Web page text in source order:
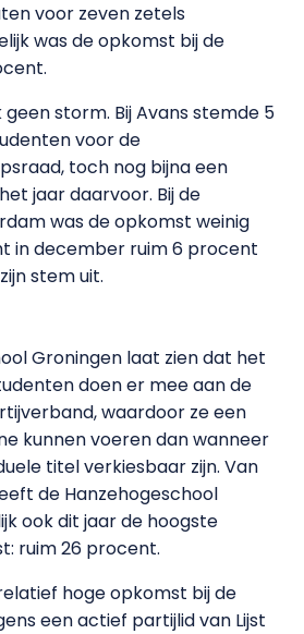
voor zeven zetels
was de opkomst bij de
storm. Bij Avans stemde 5
voor de
toch nog bijna een
jaar daarvoor. Bij de
was de opkomst weinig
in december ruim 6 procent
stem uit.
Groningen laat zien dat het
doen er mee aan de
waardoor ze een
kunnen voeren dan wanneer
titel verkiesbaar zijn. Van
de Hanzehogeschool
ook dit jaar de hoogste
ruim 26 procent.
hoge opkomst bij de
een actief partijlid van Lijst